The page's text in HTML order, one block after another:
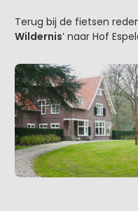
Terug bij de fietsen
Wildernis’ naar Hof